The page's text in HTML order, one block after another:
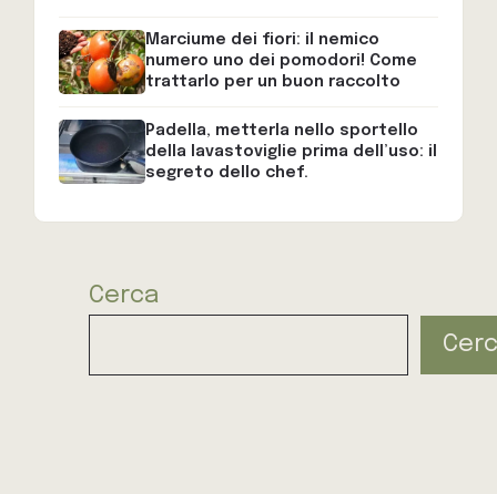
Marciume dei fiori: il nemico
numero uno dei pomodori! Come
trattarlo per un buon raccolto
Padella, metterla nello sportello
della lavastoviglie prima dell’uso: il
segreto dello chef.
Cerca